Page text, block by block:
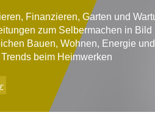
Finanzieren, Garten und
zum Selbermachen in Bild
Bauen, Wohnen, Energie
beim Heimwerken